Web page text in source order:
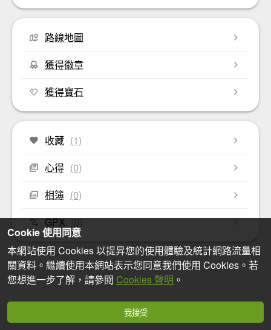
路線地圖
獲得徽章
獲得寶石
收藏 (1)
心得 (0)
相簿 (0)
GPX (0)
Cookie 使用同意
本網站使用 Cookies 以提昇您的使用體驗及統計網路流量相
關資料。繼續使用本網站表示您同意我們使用 Cookies。若
您想進一步了解，請參閱 Cookies 聲明 。
我接受